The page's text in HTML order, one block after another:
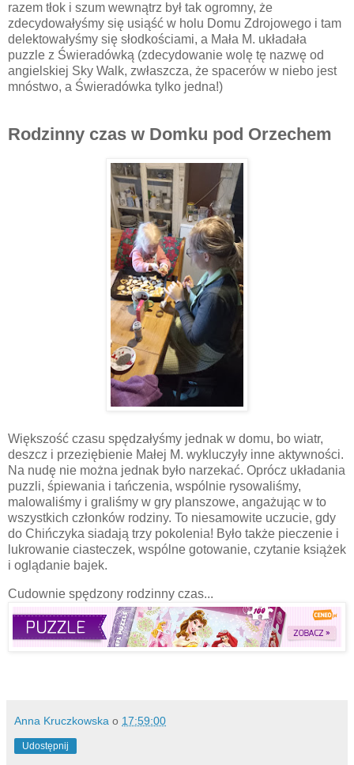
razem tłok i szum wewnątrz był tak ogromny, że
zdecydowałyśmy się usiąść w holu Domu Zdrojowego i tam
delektowałyśmy się słodkościami, a Mała M. układała
puzzle z Świeradówką (zdecydowanie wolę tę nazwę od
angielskiej Sky Walk, zwłaszcza, że spacerów w niebo jest
mnóstwo, a Świeradówka tylko jedna!)
Rodzinny czas w Domku pod Orzechem
Większość czasu spędzałyśmy jednak w domu, bo wiatr,
deszcz i przeziębienie Małej M. wykluczyły inne aktywności.
Na nudę nie można jednak było narzekać. Oprócz układania
puzzli, śpiewania i tańczenia, wspólnie rysowaliśmy,
malowaliśmy i graliśmy w gry planszowe, angażując w to
wszystkich członków rodziny. To niesamowite uczucie, gdy
do Chińczyka siadają trzy pokolenia! Było także pieczenie i
lukrowanie ciasteczek, wspólne gotowanie, czytanie książek
i oglądanie bajek.
Cudownie spędzony rodzinny czas...
Anna Kruczkowska o 17:59:00
Udostępnij